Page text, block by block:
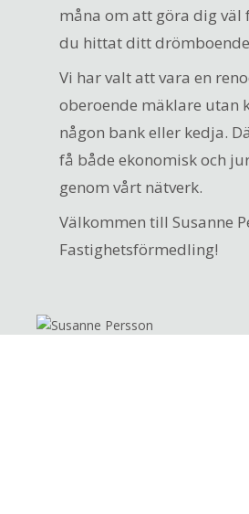
måna om att göra dig
du hittat ditt
Vi har valt att vara en
oberoende mäklare utan
någon bank eller kedja.
få både ekonomisk och
genom vårt nätverk.
Välkommen till Susanne
Fastighetsförmedling!